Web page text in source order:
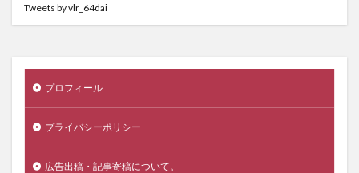
Tweets by vlr_64dai
プロフィール
プライバシーポリシー
広告出稿・記事寄稿について。